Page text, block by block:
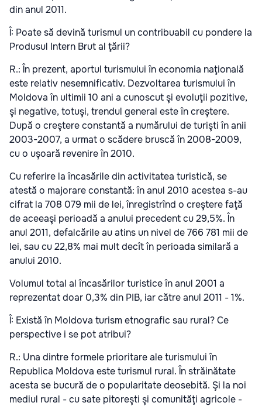
din anul 2011.
Î: Poate să devină turismul un contribuabil cu pondere la
Produsul Intern Brut al ţării?
R.: În prezent, aportul turismului în economia naţională
este relativ nesemnificativ. Dezvoltarea turismului în
Moldova în ultimii 10 ani a cunoscut şi evoluţii pozitive,
şi negative, totuşi, trendul general este în creştere.
După o creştere constantă a numărului de turişti în anii
2003-2007, a urmat o scădere bruscă în 2008-2009,
cu o uşoară revenire în 2010.
Cu referire la încasările din activitatea turistică, se
atestă o majorare constantă: în anul 2010 acestea s-au
cifrat la 708 079 mii de lei, înregistrînd o creştere faţă
de aceeaşi perioadă a anului precedent cu 29,5%. În
anul 2011, defalcările au atins un nivel de 766 781 mii de
lei, sau cu 22,8% mai mult decît în perioada similară a
anului 2010.
Volumul total al încasărilor turistice în anul 2001 a
reprezentat doar 0,3% din PIB, iar către anul 2011 - 1%.
Î: Există în Moldova turism etnografic sau rural? Ce
perspective i se pot atribui?
R.: Una dintre formele prioritare ale turismului în
Republica Moldova este turismul rural. În străinătate
acesta se bucură de o popularitate deosebită. Şi la noi
mediul rural - cu sate pitoreşti şi comunităţi agricole -